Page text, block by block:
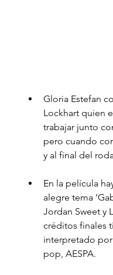
Gloria Estefan
Lockhart quien
trabajar junto
pero cuando
y al final del
En la película
alegre tema
Jordan Sweet y
créditos finales
interpretado
pop, AESPA.